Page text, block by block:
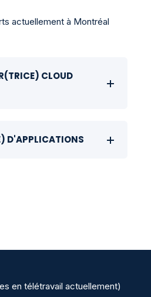
actuellement à Montréal
CLOUD
D'APPLICATIONS
en télétravail actuellement)